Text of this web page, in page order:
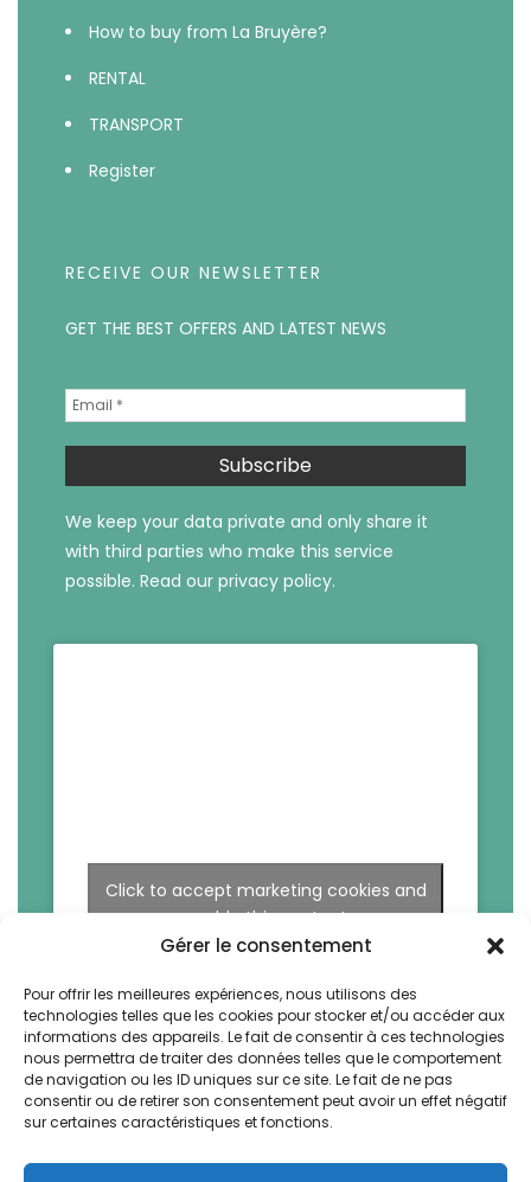
Gérer le consentement
Pour offrir les meilleures expériences, nous utilisons des
technologies telles que les cookies pour stocker et/ou accéder aux
informations des appareils. Le fait de consentir à ces technologies
nous permettra de traiter des données telles que le comportement
de navigation ou les ID uniques sur ce site. Le fait de ne pas
consentir ou de retirer son consentement peut avoir un effet négatif
sur certaines caractéristiques et fonctions.
How to buy from La Bruyère?
RENTAL
TRANSPORT
Register
RECEIVE OUR NEWSLETTER
GET THE BEST OFFERS AND LATEST NEWS
We keep your data private and only share it
with third parties who make this service
possible. Read our privacy policy.
Click to accept marketing cookies and
enable this content